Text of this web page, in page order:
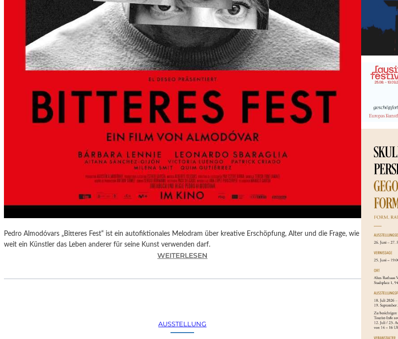
Pedro Almodóvars „Bitteres Fest“ ist ein autofiktionales Melodram über kreative Erschöpfung, Alter und die Frage, wie
weit ein Künstler das Leben anderer für seine Kunst verwenden darf.
WEITERLESEN
B
AUSSTELLUNG